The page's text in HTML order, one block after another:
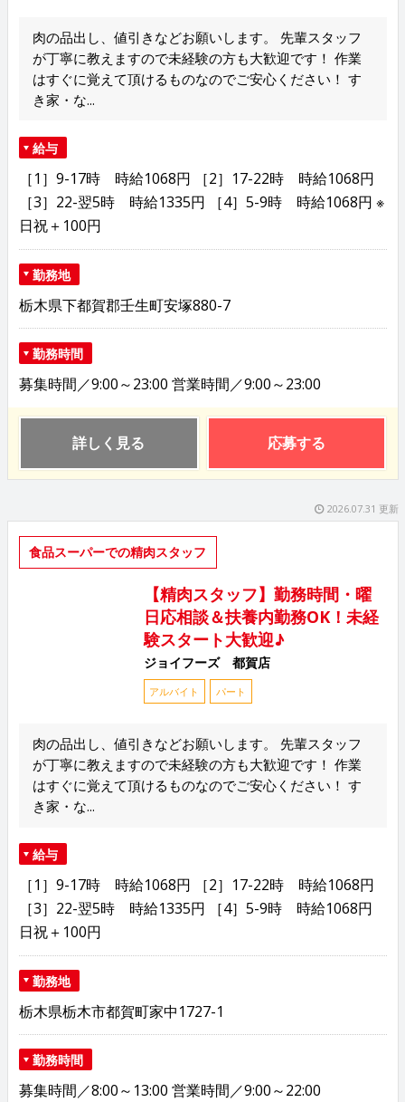
肉の品出し、値引きなどお願いします。 先輩スタッフ
が丁寧に教えますので未経験の方も大歓迎です！ 作業
はすぐに覚えて頂けるものなのでご安心ください！ す
き家・な...
給与
［1］9-17時 時給1068円 ［2］17-22時 時給1068円
［3］22-翌5時 時給1335円 ［4］5-9時 時給1068円 ※
日祝＋100円
勤務地
栃木県下都賀郡壬生町安塚880-7
勤務時間
募集時間／9:00～23:00 営業時間／9:00～23:00
詳しく見る 応募する
2026.07.31 更新
食品スーパーでの精肉スタッフ
【精肉スタッフ】勤務時間・曜
日応相談＆扶養内勤務OK！未経
験スタート大歓迎♪
ジョイフーズ 都賀店
アルバイト パート
肉の品出し、値引きなどお願いします。 先輩スタッフ
が丁寧に教えますので未経験の方も大歓迎です！ 作業
はすぐに覚えて頂けるものなのでご安心ください！ す
き家・な...
給与
［1］9-17時 時給1068円 ［2］17-22時 時給1068円
［3］22-翌5時 時給1335円 ［4］5-9時 時給1068円
日祝＋100円
勤務地
栃木県栃木市都賀町家中1727-1
勤務時間
募集時間／8:00～13:00 営業時間／9:00～22:00